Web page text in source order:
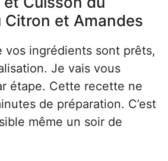
Citron et Amandes
vos ingrédients sont prêts,
Je vais vous
étape. Cette recette ne
de préparation. C’est
même un soir de